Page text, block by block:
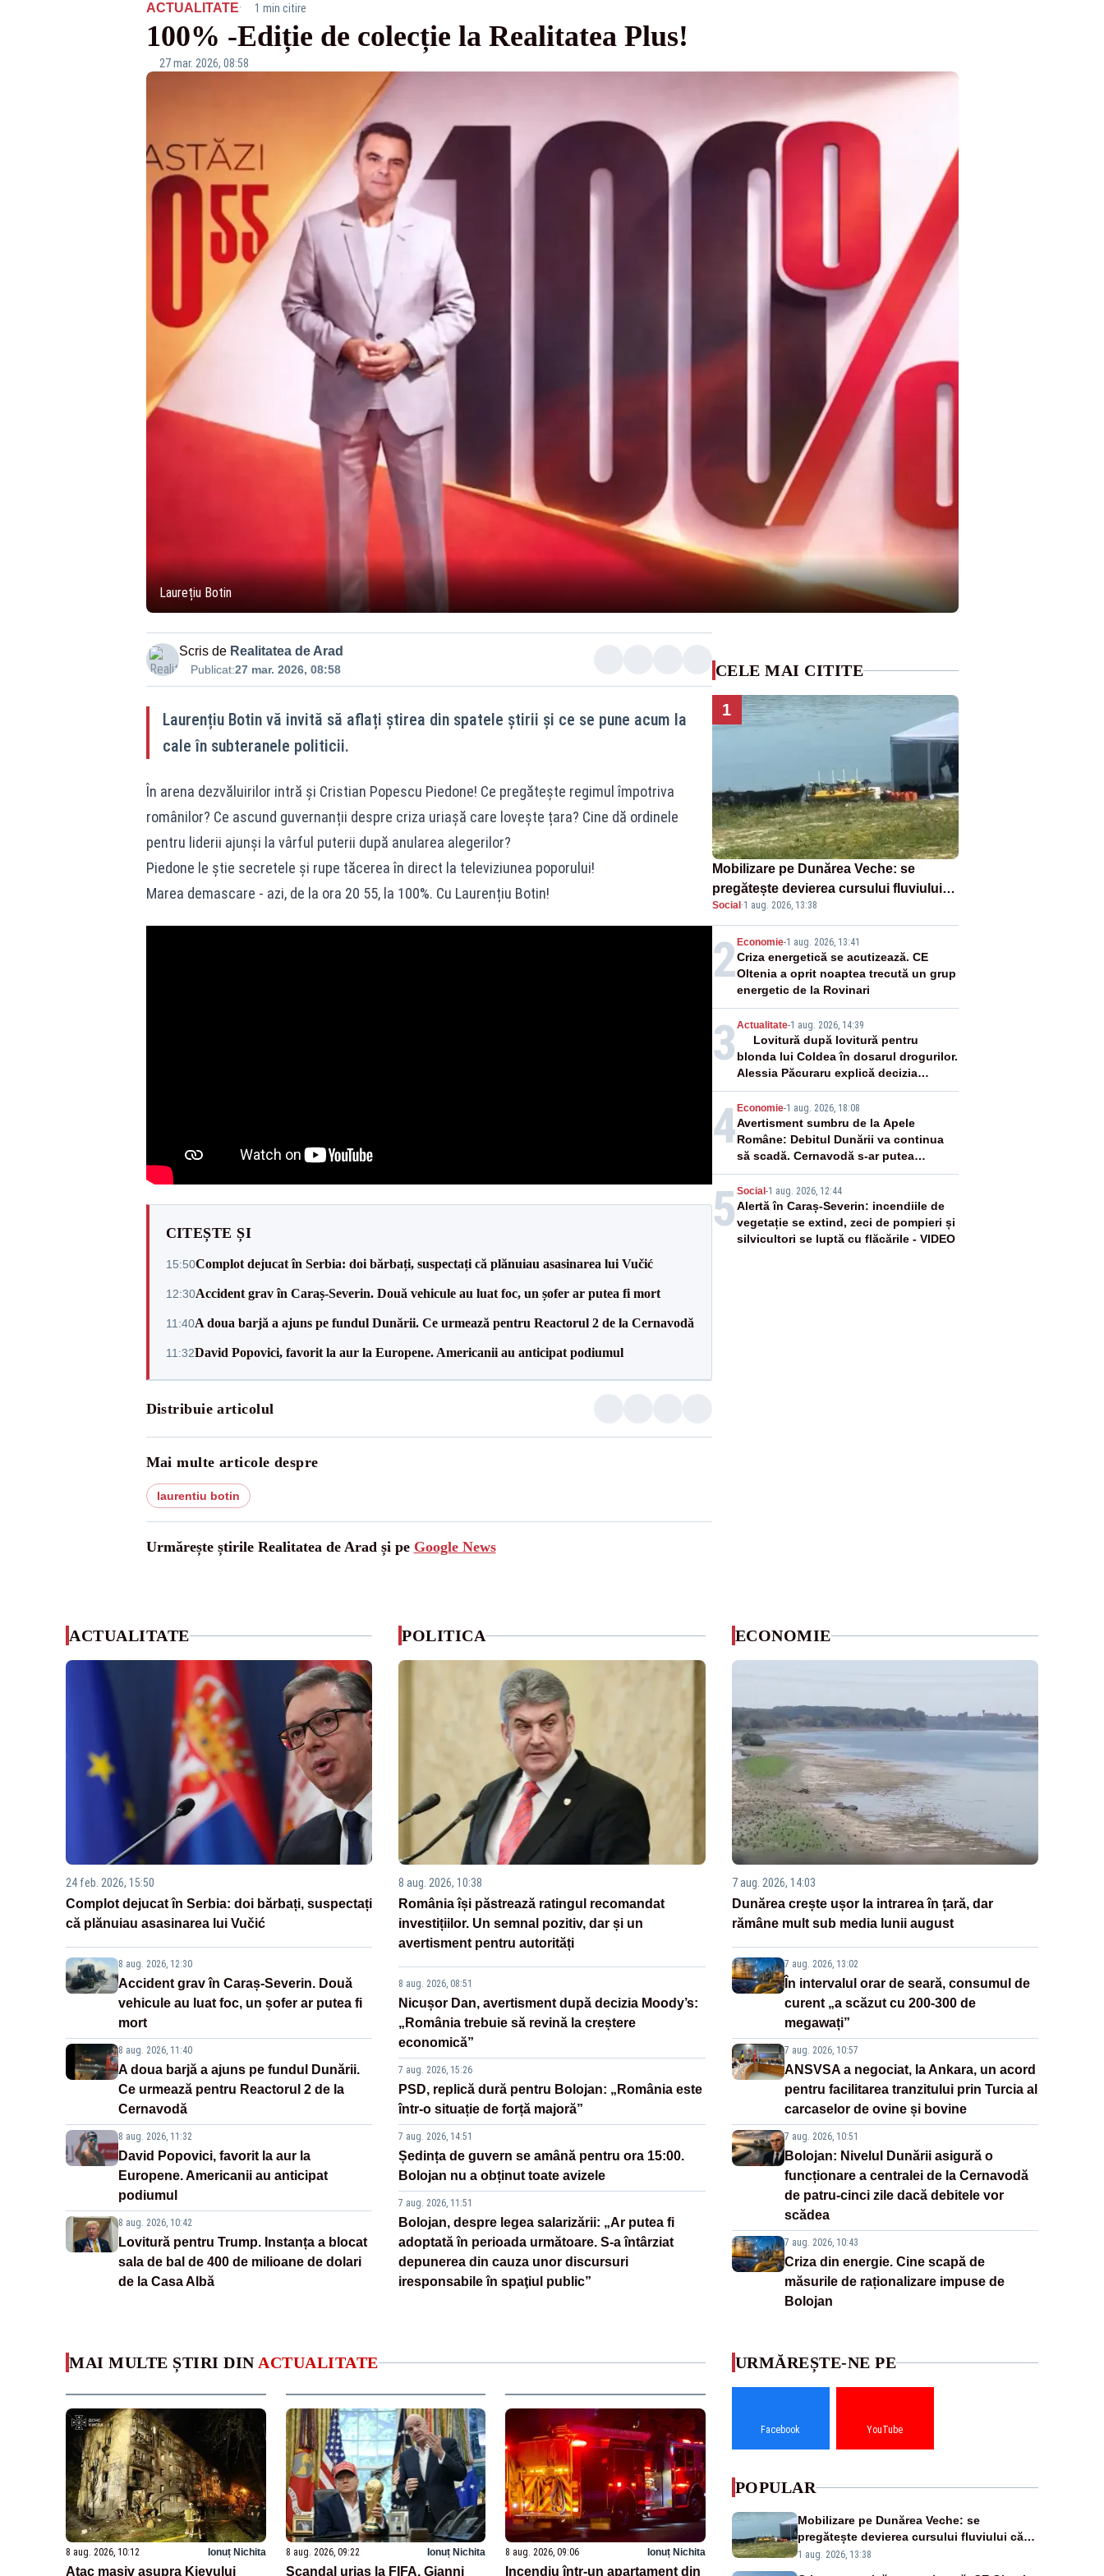
ACTUALITATE· 1 min citire
100% -Ediție de colecție la Realitatea Plus!
27 mar. 2026, 08:58
Laurețiu Botin
Scris de Realitatea de Arad
Publicat:27 mar. 2026, 08:58
Laurențiu Botin vă invită să aflați știrea din spatele știrii și ce se pune acum la
cale în subteranele politicii.
În arena dezvăluirilor intră și Cristian Popescu Piedone! Ce pregătește regimul împotriva
românilor? Ce ascund guvernanții despre criza uriașă care lovește țara? Cine dă ordinele
pentru liderii ajunși la vârful puterii după anularea alegerilor?
Piedone le știe secretele și rupe tăcerea în direct la televiziunea poporului!
Marea demascare - azi, de la ora 20 55, la 100%. Cu Laurențiu Botin!
CITEȘTE ȘI
15:50Complot dejucat în Serbia: doi bărbați, suspectați că plănuiau asasinarea lui Vučić
12:30Accident grav în Caraș-Severin. Două vehicule au luat foc, un șofer ar putea fi mort
11:40A doua barjă a ajuns pe fundul Dunării. Ce urmează pentru Reactorul 2 de la Cernavodă
11:32David Popovici, favorit la aur la Europene. Americanii au anticipat podiumul
Distribuie articolul
Mai multe articole despre
laurentiu botin
Urmărește știrile Realitatea de Arad și pe Google News
CELE MAI CITITE
1
Mobilizare pe Dunărea Veche: se
pregătește devierea cursului fluviului
către Cernavodă – VIDEO
Social ·1 aug. 2026, 13:38
2 Economie-1 aug. 2026, 13:41
Criza energetică se acutizează. CE
Oltenia a oprit noaptea trecută un grup
energetic de la Rovinari
3 Actualitate-1 aug. 2026, 14:39
Lovitură după lovitură pentru
blonda lui Coldea în dosarul drogurilor.
Alessia Păcuraru explică decizia
magistraților
4 Economie-1 aug. 2026, 18:08
Avertisment sumbru de la Apele
Române: Debitul Dunării va continua
să scadă. Cernavodă s-ar putea
închide în 4 zile
5 Social -1 aug. 2026, 12:44
Alertă în Caraș-Severin: incendiile de
vegetație se extind, zeci de pompieri și
silvicultori se luptă cu flăcările - VIDEO
ACTUALITATE
24 feb. 2026, 15:50
Complot dejucat în Serbia: doi bărbați, suspectați
că plănuiau asasinarea lui Vučić
8 aug. 2026, 12:30
Accident grav în Caraș-Severin. Două
vehicule au luat foc, un șofer ar putea fi
mort
8 aug. 2026, 11:40
A doua barjă a ajuns pe fundul Dunării.
Ce urmează pentru Reactorul 2 de la
Cernavodă
8 aug. 2026, 11:32
David Popovici, favorit la aur la
Europene. Americanii au anticipat
podiumul
8 aug. 2026, 10:42
Lovitură pentru Trump. Instanța a blocat
sala de bal de 400 de milioane de dolari
de la Casa Albă
POLITICA
8 aug. 2026, 10:38
România își păstrează ratingul recomandat
investițiilor. Un semnal pozitiv, dar și un
avertisment pentru autorități
8 aug. 2026, 08:51
Nicușor Dan, avertisment după decizia Moody’s:
„România trebuie să revină la creștere
economică”
7 aug. 2026, 15:26
PSD, replică dură pentru Bolojan: „România este
într-o situație de forță majoră”
7 aug. 2026, 14:51
Ședința de guvern se amână pentru ora 15:00.
Bolojan nu a obținut toate avizele
7 aug. 2026, 11:51
Bolojan, despre legea salarizării: „Ar putea fi
adoptată în perioada următoare. S-a întârziat
depunerea din cauza unor discursuri
iresponsabile în spaţiul public”
ECONOMIE
7 aug. 2026, 14:03
Dunărea crește ușor la intrarea în țară, dar
rămâne mult sub media lunii august
7 aug. 2026, 13:02
În intervalul orar de seară, consumul de
curent „a scăzut cu 200-300 de
megawați”
7 aug. 2026, 10:57
ANSVSA a negociat, la Ankara, un acord
pentru facilitarea tranzitului prin Turcia al
carcaselor de ovine și bovine
7 aug. 2026, 10:51
Bolojan: Nivelul Dunării asigură o
funcționare a centralei de la Cernavodă
de patru-cinci zile dacă debitele vor
scădea
7 aug. 2026, 10:43
Criza din energie. Cine scapă de
măsurile de raționalizare impuse de
Bolojan
MAI MULTE ȘTIRI DIN ACTUALITATE
8 aug. 2026, 10:12 Ionuț Nichita
Atac masiv asupra Kievului
8 aug. 2026, 09:22 Ionuț Nichita
Scandal uriaș la FIFA. Gianni
8 aug. 2026, 09:06 Ionuț Nichita
Incendiu într-un apartament din
URMĂREȘTE-NE PE
Facebook YouTube
POPULAR
Mobilizare pe Dunărea Veche: se
pregătește devierea cursului fluviului către
Cernavodă – VIDEO
1 aug. 2026, 13:38